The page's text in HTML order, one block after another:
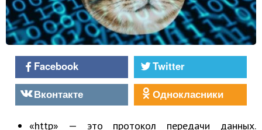
Facebook
Twitter
Вконтакте
Однокласники
«http» — это протокол передачи данных.